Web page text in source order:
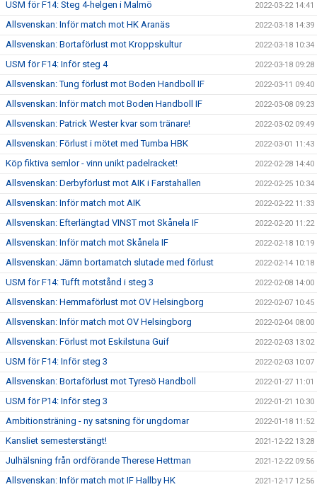
USM för F14: Steg 4-helgen i Malmö 2022-03-22 14:41
Allsvenskan: Inför match mot HK Aranäs 2022-03-18 14:39
Allsvenskan: Bortaförlust mot Kroppskultur 2022-03-18 10:34
USM för F14: Inför steg 4 2022-03-18 09:28
Allsvenskan: Tung förlust mot Boden Handboll IF 2022-03-11 09:40
Allsvenskan: Inför match mot Boden Handboll IF 2022-03-08 09:23
Allsvenskan: Patrick Wester kvar som tränare! 2022-03-02 09:49
Allsvenskan: Förlust i mötet med Tumba HBK 2022-03-01 11:43
Köp fiktiva semlor - vinn unikt padelracket! 2022-02-28 14:40
Allsvenskan: Derbyförlust mot AIK i Farstahallen 2022-02-25 10:34
Allsvenskan: Inför match mot AIK 2022-02-22 11:33
Allsvenskan: Efterlängtad VINST mot Skånela IF 2022-02-20 11:22
Allsvenskan: Inför match mot Skånela IF 2022-02-18 10:19
Allsvenskan: Jämn bortamatch slutade med förlust 2022-02-14 10:18
USM för F14: Tufft motstånd i steg 3 2022-02-08 14:00
Allsvenskan: Hemmaförlust mot OV Helsingborg 2022-02-07 10:45
Allsvenskan: Inför match mot OV Helsingborg 2022-02-04 08:00
Allsvenskan: Förlust mot Eskilstuna Guif 2022-02-03 13:02
USM för F14: Inför steg 3 2022-02-03 10:07
Allsvenskan: Bortaförlust mot Tyresö Handboll 2022-01-27 11:01
USM för P14: Inför steg 3 2022-01-21 10:30
Ambitionsträning - ny satsning för ungdomar 2022-01-18 11:52
Kansliet semesterstängt! 2021-12-22 13:28
Julhälsning från ordförande Therese Hettman 2021-12-22 09:56
Allsvenskan: Inför match mot IF Hallby HK 2021-12-17 12:56